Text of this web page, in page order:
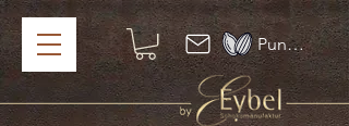
Punkte ansehen